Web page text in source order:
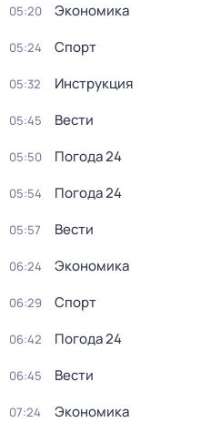
05:20 Экономика
05:24 Спорт
05:32 Инструкция
05:45 Вести
05:50 Погода 24
05:54 Погода 24
05:57 Вести
06:24 Экономика
06:29 Спорт
06:42 Погода 24
06:45 Вести
07:24 Экономика